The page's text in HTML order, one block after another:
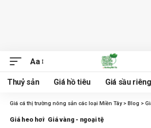
Aa
Thuỷ sản Giá hồ tiêu Giá sầu riêng
Giá cá thị trường nông sản các loại Miền Tây> Blog >
Giá heo hơi Giá vàng - ngoại tệ